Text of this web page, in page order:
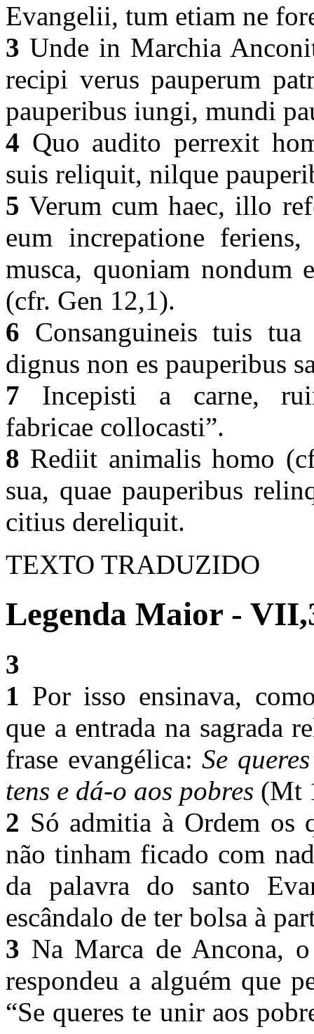
Evangelii, tum etiam ne
3 Unde in Marchia
recipi verus pauperum
pauperibus iungi, mundi
4 Quo audito perrexit
suis reliquit, nilque
5 Verum cum haec, illo
eum increpatione
musca, quoniam nondum
(cfr. Gen 12,1).
6 Consanguineis tuis
dignus non es pauperibus
7 Incepisti a carne,
fabricae collocasti”.
8 Rediit animalis homo
sua, quae pauperibus
citius dereliquit.
TEXTO TRADUZIDO
Legenda Maior -
3
1 Por isso ensinava,
que a entrada na sagrada
frase evangélica:Se
tens e dá-o aos pobres (Mt
2 Só admitia à Ordem os
não tinham ficado com
da palavra do santo
escândalo de ter bolsa à
3 Na Marca de Ancona,
respondeu a alguém que
“Se queres te unir aos